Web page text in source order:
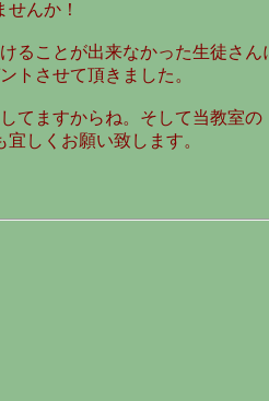
んか！
ることが出来なかった生徒さん
トさせて頂きました。
てますからね。そして当教室の
しくお願い致します。